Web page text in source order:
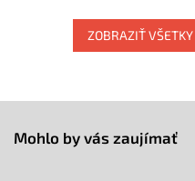
ZOBRAZIŤ
Mohlo by vás zaujímať